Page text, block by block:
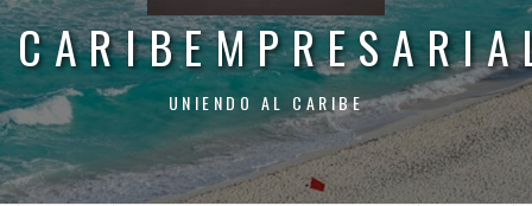
UNIENDO AL CARIBE